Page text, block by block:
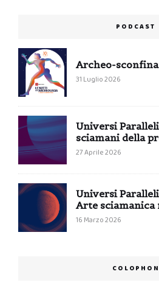
PODCAST
Archeo-
31 Luglio 2026
Universi
sciamani della
27 Aprile 2026
Universi
Arte sciamanica
16 Marzo 2026
COLOPHON